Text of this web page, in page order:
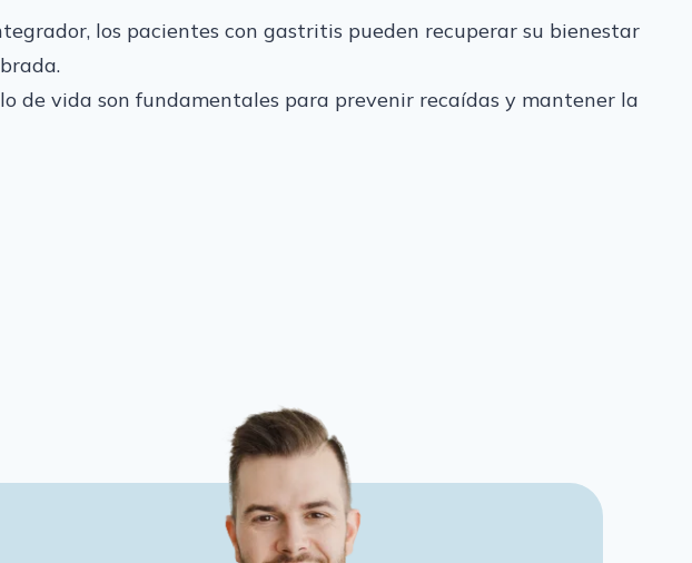
los pacientes con gastritis pueden recuperar su bienestar
de vida son fundamentales para prevenir recaídas y mantener la